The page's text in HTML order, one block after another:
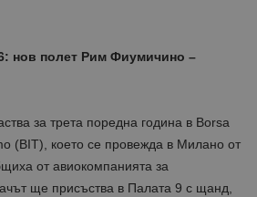
нов полет Рим Фиумичино –
за трета поредна година в Borsa
(BIT), което се провежда в Милано от
от авиокомпанията за
ще присъства в Палата 9 с щанд,